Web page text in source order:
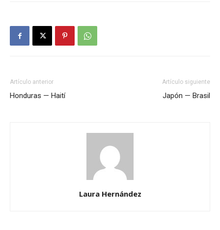
Artículo anterior
Honduras — Haití
Artículo siguiente
Japón — Brasil
Laura Hernández